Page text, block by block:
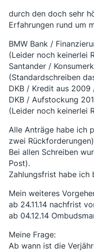
durch den doch sehr
Erfahrungen rund um
BMW Bank /
(Leider noch keinerlei
Santander /
(Standardschreiben
DKB / Kredit aus
DKB / Aufstockung
(Leider noch keinerlei
Alle Anträge habe ich
zwei
Bei allen Schreiben
Post).
Zahlungsfrist habe ich
Mein weiteres
ab 24.11.14 nachfrist
ab 04.12.14
Meine Frage:
Ab wann ist die